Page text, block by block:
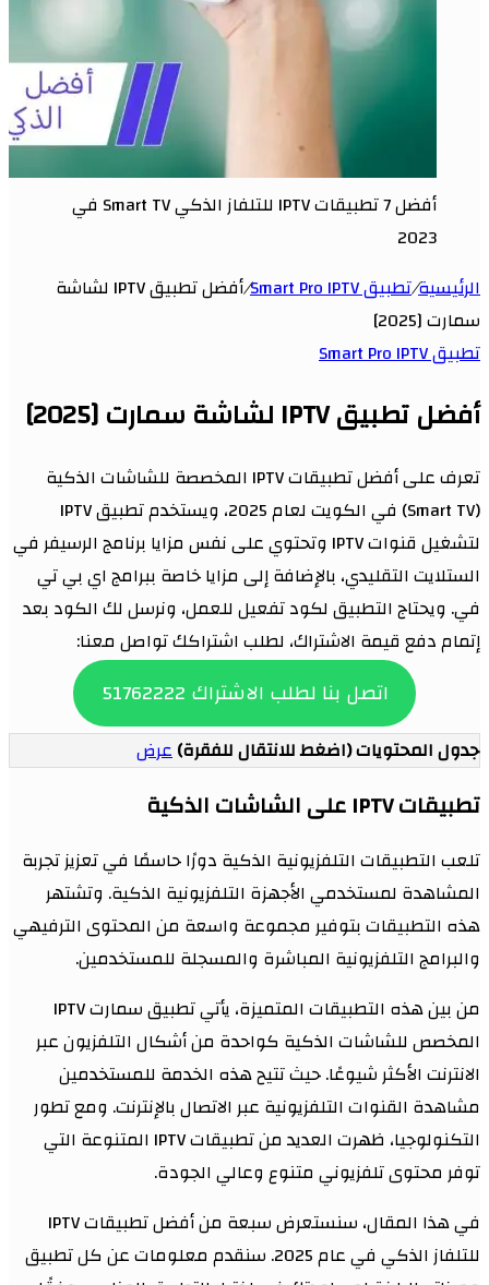
أفضل 7 تطبيقات IPTV للتلفاز الذكي Smart TV في
2023
الرئيسية/تطبيق Smart Pro IPTV /
أفضل تطبيق IPTV لشاشة
سمارت [2025]
تطبيق Smart Pro IPTV
أفضل تطبيق IPTV لشاشة سمارت [2025]
تعرف على أفضل تطبيقات IPTV المخصصة للشاشات الذكية
(Smart TV) في الكويت لعام 2025، ويستخدم تطبيق IPTV
لتشغيل قنوات IPTV وتحتوي على نفس مزايا برنامج الرسيفر في
الستلايت التقليدي، بالإضافة إلى مزايا خاصة ببرامج اي بي تي
في. ويحتاج التطبيق لكود تفعيل للعمل، ونرسل لك الكود بعد
إتمام دفع قيمة الاشتراك، لطلب اشتراكك تواصل معنا:
اتصل بنا لطلب الاشتراك 51762222
جدول المحتويات (اضغط للانتقال للفقرة)عرض
تطبيقات IPTV على الشاشات الذكية
تلعب التطبيقات التلفزيونية الذكية دورًا حاسمًا في تعزيز تجربة
المشاهدة لمستخدمي الأجهزة التلفزيونية الذكية. وتشتهر
هذه التطبيقات بتوفير مجموعة واسعة من المحتوى الترفيهي
والبرامج التلفزيونية المباشرة والمسجلة للمستخدمين.
من بين هذه التطبيقات المتميزة، يأتي تطبيق سمارت IPTV
المخصص للشاشات الذكية كواحدة من أشكال التلفزيون عبر
الانترنت الأكثر شيوعًا. حيث تتيح هذه الخدمة للمستخدمين
مشاهدة القنوات التلفزيونية عبر الاتصال بالإنترنت. ومع تطور
التكنولوجيا، ظهرت العديد من تطبيقات IPTV المتنوعة التي
توفر محتوى تلفزيوني متنوع وعالي الجودة.
في هذا المقال، سنستعرض سبعة من أفضل تطبيقات IPTV
للتلفاز الذكي في عام 2025. سنقدم معلومات عن كل تطبيق